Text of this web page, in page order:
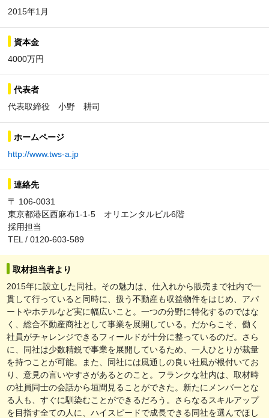
2015年1月
資本金
4000万円
代表者
代表取締役 小野 耕司
ホームページ
http://www.tws-a.jp
連絡先
〒 106-0031
東京都港区西麻布1-1-5 オリエンタルビル6階
採用担当
TEL / 0120-603-589
取材担当者より
2015年に設立した同社。その魅力は、仕入れから販売まで社内で一
貫して行っていると同時に、扱う不動産も収益物件をはじめ、アパ
ートやホテルなど実に幅広いこと。一つの分野に特化するのではな
く、総合不動産商社として事業を展開している。だからこそ、働く
社員がチャレンジできるフィールドが十分に整っているのだ。さら
に、同社は少数精鋭で事業を展開しているため、一人ひとりが裁量
を持つことが可能。また、同社には風通しの良い社風が根付いてお
り、意見の言いやすさがあるとのこと。フランクな社内は、取材時
の社員同士の会話から垣間見ることができた。新たにメンバーとな
る人も、すぐに馴染むことができるだろう。さらなるスキルアップ
を目指す全ての人に、ハイスピードで成長できる同社を選んでほし